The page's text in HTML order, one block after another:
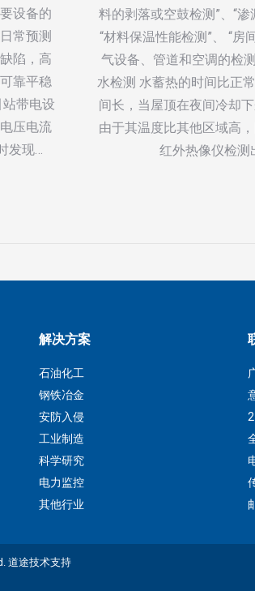
设备的
常预测
陷，高
靠平稳
带电设
压电流
发现…
料的剥落或空鼓检测”、“渗
“材料保温性能检测”、 “房
气设备、管道和空调的检
水检测 水蓄热的时间比正
间长，当屋顶在夜间冷却
由于其温度比其他区域高
红外热像仪检测
解决方案
石油化工
钢铁冶金
安防入侵
工业制造
科学研究
电力监控
其他行业
道途技术支持